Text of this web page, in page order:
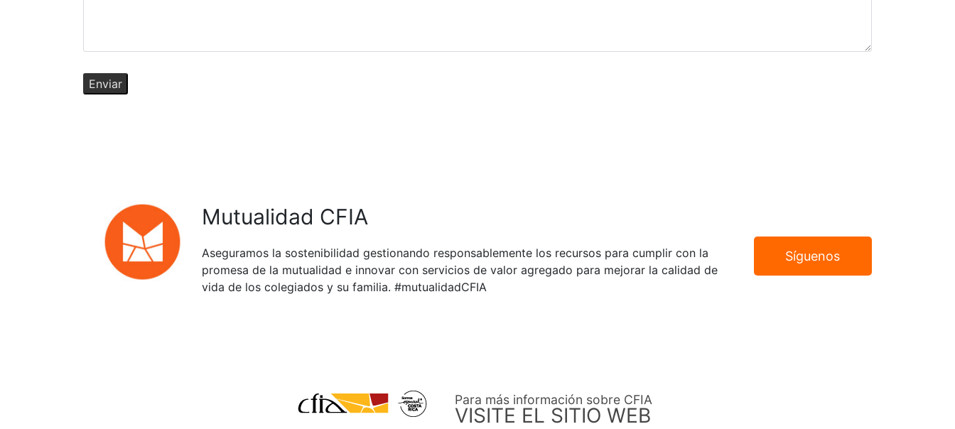
Mutualidad CFIA
Aseguramos la sostenibilidad gestionando responsablemente los recursos para cumplir con la
promesa de la mutualidad e innovar con servicios de valor agregado para mejorar la calidad de
vida de los colegiados y su familia. #mutualidadCFIA
Síguenos
Para más información sobre CFIA
VISITE EL SITIO WEB